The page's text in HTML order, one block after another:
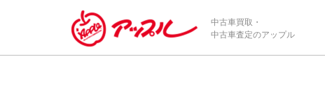
中古車買取・
中古車査定のアップル